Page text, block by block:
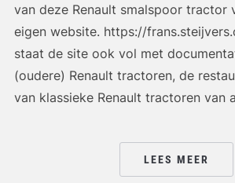
van deze Renault smalspoor tractor
eigen website. https://
staat de site ook vol met
(oudere) Renault tractoren, de
van klassieke Renault tractoren van
LEES MEER